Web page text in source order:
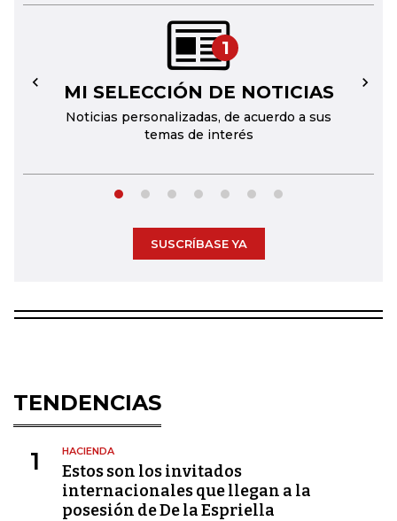
1
MI SELECCIÓN DE NOTICIAS
Noticias personalizadas, de acuerdo a sus
temas de interés
← →
SUSCRÍBASE YA
TENDENCIAS
1 HACIENDA
Estos son los invitados
internacionales que llegan a la
posesión de De la Espriella